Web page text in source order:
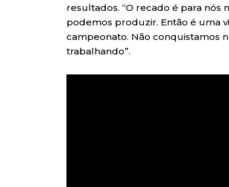
resultados. “O recado é para nós
podemos produzir. Então é uma
campeonato. Não conquistamos
trabalhando”.